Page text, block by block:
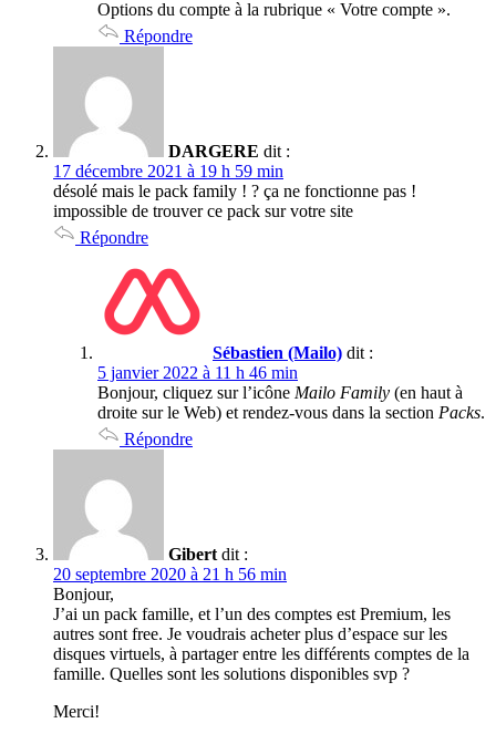
Options du compte à la rubrique « Votre compte ».
Répondre
DARGERE dit :
17 décembre 2021 à 19 h 59 min
désolé mais le pack family ! ? ça ne fonctionne pas !
impossible de trouver ce pack sur votre site
Répondre
Sébastien (Mailo) dit :
5 janvier 2022 à 11 h 46 min
Bonjour, cliquez sur l’icône Mailo Family (en haut à
droite sur le Web) et rendez-vous dans la section Packs.
Répondre
Gibert dit :
20 septembre 2020 à 21 h 56 min
Bonjour,
J’ai un pack famille, et l’un des comptes est Premium, les
autres sont free. Je voudrais acheter plus d’espace sur les
disques virtuels, à partager entre les différents comptes de la
famille. Quelles sont les solutions disponibles svp ?
Merci!